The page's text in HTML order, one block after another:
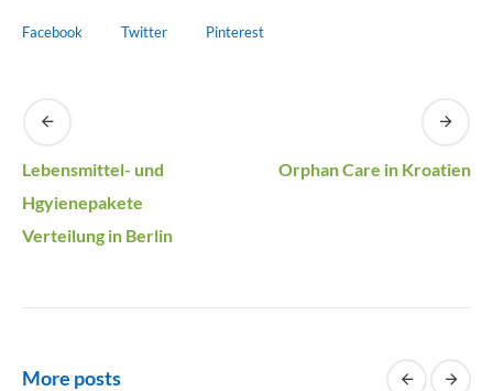
Facebook Twitter Pinterest
Lebensmittel- und
Hgyienepakete
Verteilung in Berlin
Orphan Care in Kroatien
More posts